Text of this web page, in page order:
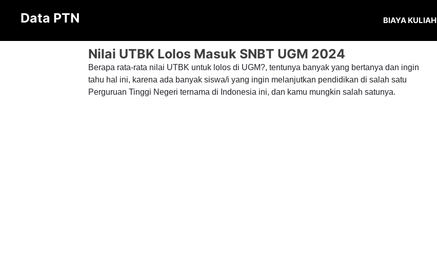
Data PTN BIAYA KULIAH
Nilai UTBK Lolos Masuk SNBT UGM 2024
Berapa rata-rata nilai UTBK untuk lolos di UGM?, tentunya banyak yang bertanya dan ingin
tahu hal ini, karena ada banyak siswa/i yang ingin melanjutkan pendidikan di salah satu
Perguruan Tinggi Negeri ternama di Indonesia ini, dan kamu mungkin salah satunya.